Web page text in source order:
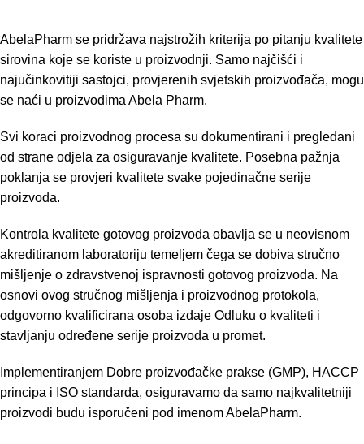
AbelaPharm se pridržava najstrožih kriterija po pitanju kvalitete
sirovina koje se koriste u proizvodnji. Samo najčišći i
najučinkovitiji sastojci, provjerenih svjetskih proizvođača, mogu
se naći u proizvodima Abela Pharm.
Svi koraci proizvodnog procesa su dokumentirani i pregledani
od strane odjela za osiguravanje kvalitete. Posebna pažnja
poklanja se provjeri kvalitete svake pojedinačne serije
proizvoda.
Kontrola kvalitete gotovog proizvoda obavlja se u neovisnom
akreditiranom laboratoriju temeljem čega se dobiva stručno
mišljenje o zdravstvenoj ispravnosti gotovog proizvoda. Na
osnovi ovog stručnog mišljenja i proizvodnog protokola,
odgovorno kvalificirana osoba izdaje Odluku o kvaliteti i
stavljanju određene serije proizvoda u promet.
Implementiranjem Dobre proizvođačke prakse (GMP), HACCP
principa i ISO standarda, osiguravamo da samo najkvalitetniji
proizvodi budu isporučeni pod imenom AbelaPharm.